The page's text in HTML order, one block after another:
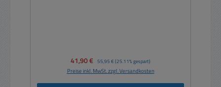
Verkaufspreis:
41,90 € Regulärer Preis:
55,95 € (25.11% gespart)
Preise inkl. MwSt. zzgl. Versandkosten